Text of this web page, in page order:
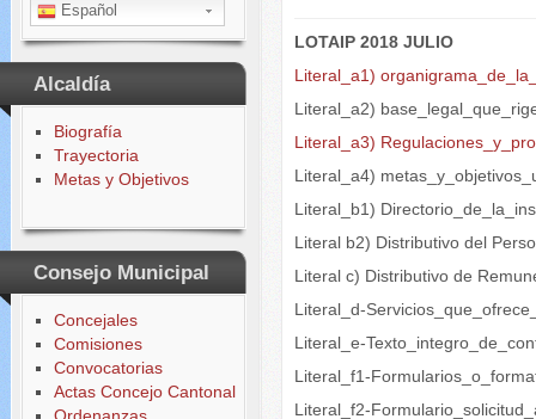
Español
Alcaldía
Biografía
Trayectoria
Metas y Objetivos
Consejo Municipal
Concejales
Comisiones
Convocatorias
Actas Concejo Cantonal
Ordenanzas
LOTAIP 2018 JULIO
Literal_a1)
Literal_a2)
Literal_a3)
Literal_a4)
Literal_b1)
Literal b2) Distributivo del
Literal c) Distributivo de
Literal_d-
Literal_e-
Literal_f1-
Literal_f2-